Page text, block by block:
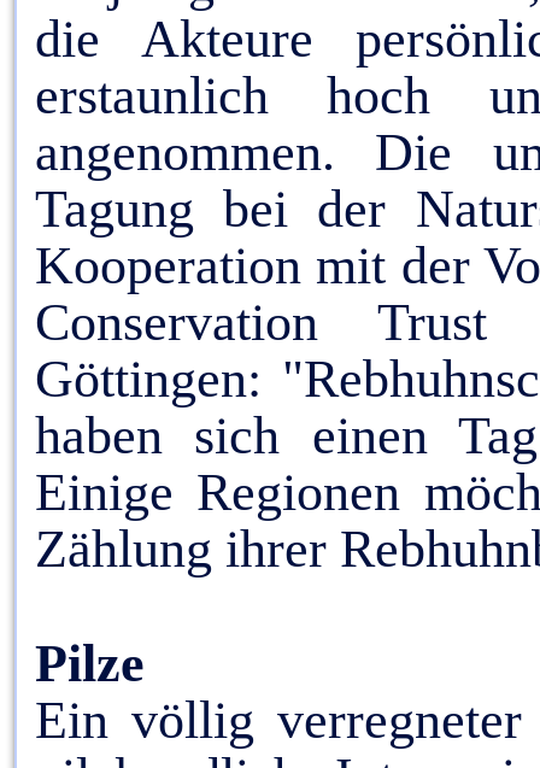
die Akteure
erstaunlich hoch
angenommen. Die
Tagung bei der
Kooperation mit der
Conservation Trust
Göttingen:
haben sich einen
Einige Regionen
Zählung ihrer
Pilze
Ein völlig